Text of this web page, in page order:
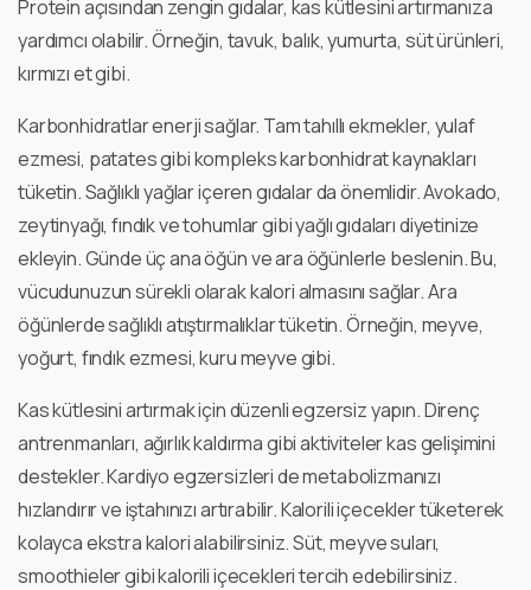
Protein açısından zengin gıdalar, kas kütlesini artırmanıza
yardımcı olabilir. Örneğin, tavuk, balık, yumurta, süt ürünleri,
kırmızı et gibi.
Karbonhidratlar enerji sağlar. Tam tahıllı ekmekler, yulaf
ezmesi, patates gibi kompleks karbonhidrat kaynakları
tüketin. Sağlıklı yağlar içeren gıdalar da önemlidir. Avokado,
zeytinyağı, fındık ve tohumlar gibi yağlı gıdaları diyetinize
ekleyin. Günde üç ana öğün ve ara öğünlerle beslenin. Bu,
vücudunuzun sürekli olarak kalori almasını sağlar. Ara
öğünlerde sağlıklı atıştırmalıklar tüketin. Örneğin, meyve,
yoğurt, fındık ezmesi, kuru meyve gibi.
Kas kütlesini artırmak için düzenli egzersiz yapın. Direnç
antrenmanları, ağırlık kaldırma gibi aktiviteler kas gelişimini
destekler. Kardiyo egzersizleri de metabolizmanızı
hızlandırır ve iştahınızı artırabilir. Kalorili içecekler tüketerek
kolayca ekstra kalori alabilirsiniz. Süt, meyve suları,
smoothieler gibi kalorili içecekleri tercih edebilirsiniz.